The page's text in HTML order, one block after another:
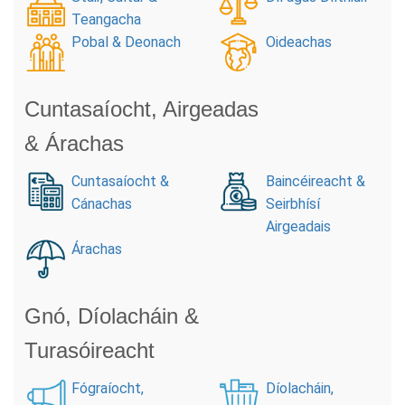
Teangacha
Pobal & Deonach Oideachas
Cuntasaíocht, Airgeadas
& Árachas
Cuntasaíocht &
Cánachas
Baincéireacht &
Seirbhísí
Airgeadais
Árachas
Gnó, Díolacháin &
Turasóireacht
Fógraíocht,
Díolacháin,